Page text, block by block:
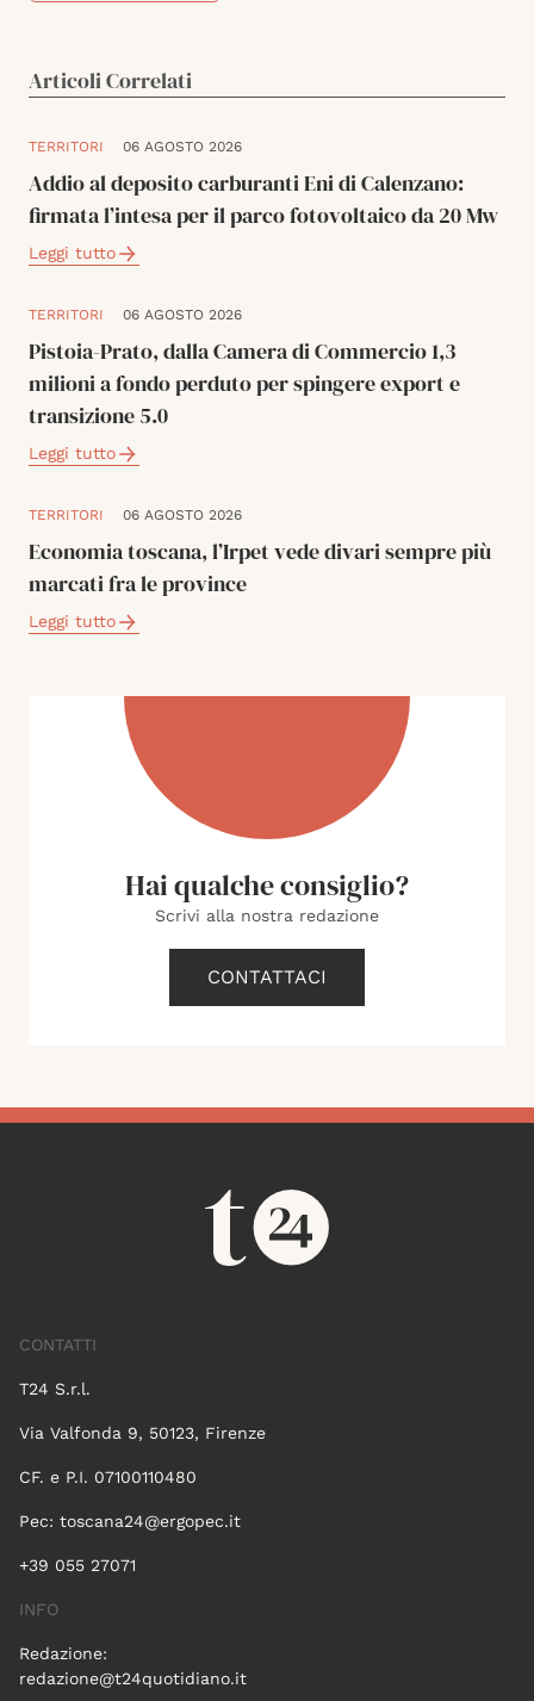
Articoli Correlati
TERRITORI 06 AGOSTO 2026
Addio al deposito carburanti Eni di Calenzano:
firmata l’intesa per il parco fotovoltaico da 20 Mw
Leggi tutto
TERRITORI 06 AGOSTO 2026
Pistoia-Prato, dalla Camera di Commercio 1,3
milioni a fondo perduto per spingere export e
transizione 5.0
Leggi tutto
TERRITORI 06 AGOSTO 2026
Economia toscana, l’Irpet vede divari sempre più
marcati fra le province
Leggi tutto
Hai qualche consiglio?
Scrivi alla nostra redazione
CONTATTACI
CONTATTI
T24 S.r.l.
Via Valfonda 9, 50123, Firenze
CF. e P.I. 07100110480
Pec: toscana24@ergopec.it
+39 055 27071
INFO
Redazione:
redazione@t24quotidiano.it